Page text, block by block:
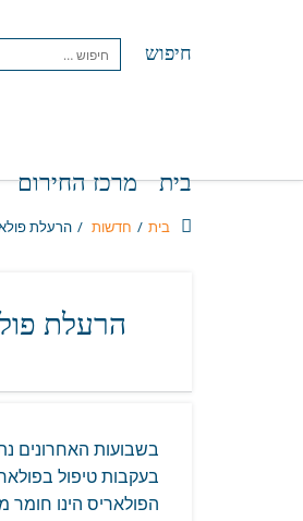
חיפוש
בית מרכז החירום
בית / חדשות / הרעלת
הרעלת
בשבועות האחרונים
בעקבות טיפול
הפולאריס הינו חומר